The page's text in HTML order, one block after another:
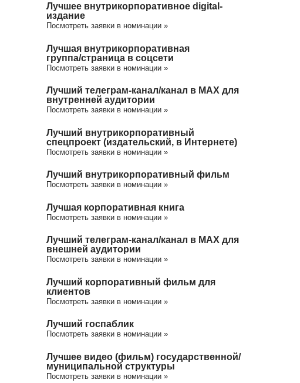
Лучшее внутрикорпоративное digital-
издание
Посмотреть заявки в номинации »
Лучшая внутрикорпоративная
группа/cтраница в соцсети
Посмотреть заявки в номинации »
Лучший телеграм-канал/канал в МАХ для
внутренней аудитории
Посмотреть заявки в номинации »
Лучший внутрикорпоративный
спецпроект (издательский, в Интернете)
Посмотреть заявки в номинации »
Лучший внутрикорпоративный фильм
Посмотреть заявки в номинации »
Лучшая корпоративная книга
Посмотреть заявки в номинации »
Лучший телеграм-канал/канал в МАХ для
внешней аудитории
Посмотреть заявки в номинации »
Лучший корпоративный фильм для
клиентов
Посмотреть заявки в номинации »
Лучший госпаблик
Посмотреть заявки в номинации »
Лучшее видео (фильм) государственной/
муниципальной структуры
Посмотреть заявки в номинации »